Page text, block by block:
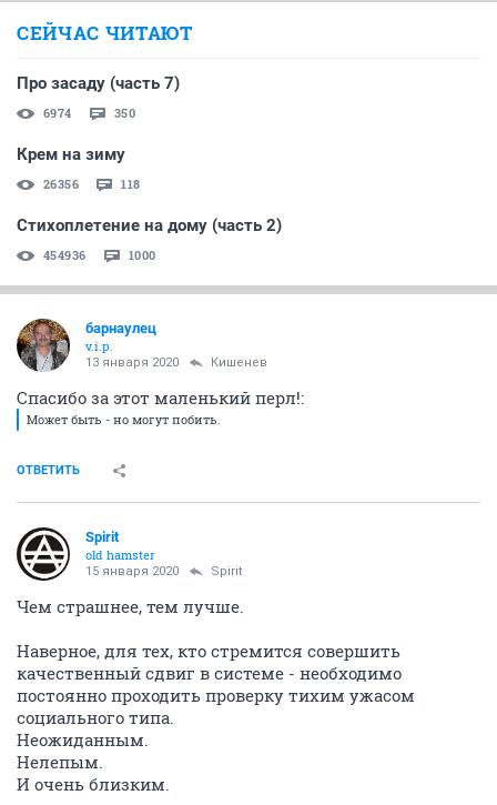
СЕЙЧАС ЧИТАЮТ
Про засаду (часть 7)
6974 350
Крем на зиму
26356 118
Стихоплетение на дому (часть 2)
454936 1000
барнаулец
v.i.p.
13 января 2020 Кишенев
Спасибо за этот маленький перл!:
Может быть - но могут побить.
ОТВЕТИТЬ
Spirit
old hamster
15 января 2020 Spirit
Чем страшнее, тем лучше.
Наверное, для тех, кто стремится совершить
качественный сдвиг в системе - необходимо
постоянно проходить проверку тихим ужасом
социального типа.
Неожиданным.
Нелепым.
И очень близким.